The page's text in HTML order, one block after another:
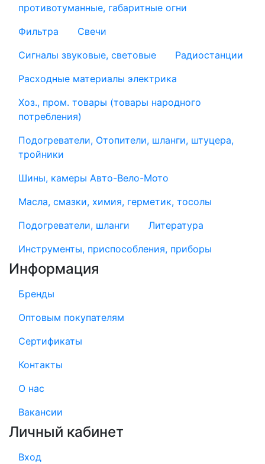
противотуманные, габаритные огни
Фильтра
Свечи
Сигналы звуковые, световые
Радиостанции
Расходные материалы электрика
Хоз., пром. товары (товары народного
потребления)
Подогреватели, Отопители, шланги, штуцера,
тройники
Шины, камеры Авто-Вело-Мото
Масла, смазки, химия, герметик, тосолы
Подогреватели, шланги
Литература
Инструменты, приспособления, приборы
Информация
Бренды
Оптовым покупателям
Сертификаты
Контакты
О нас
Вакансии
Личный кабинет
Вход